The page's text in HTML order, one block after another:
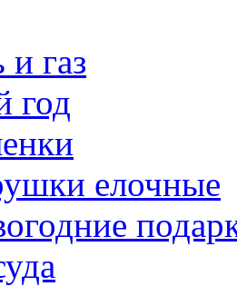
газ
год
елочные